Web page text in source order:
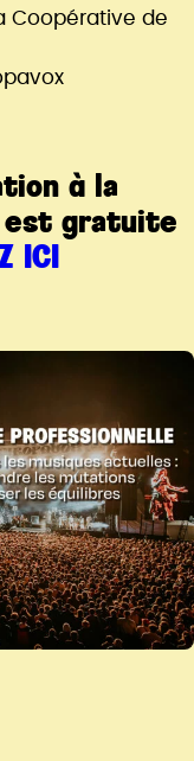
Coopérative de
à la
est gratuite
ICI